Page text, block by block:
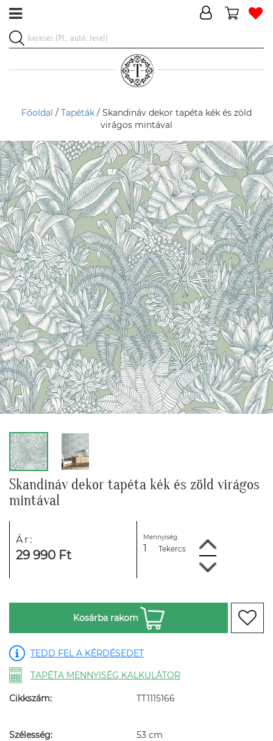
Főoldal / Tapéták / Skandináv dekor tapéta kék és zöld
virágos mintával
Skandináv dekor tapéta kék és zöld virágos
mintával
Ár:
29 990 Ft
Mennyiség:
Tekercs
Kosárba rakom
TEDD FEL A KÉRDÉSEDET
TAPÉTA MENNYISÉG KALKULÁTOR
Cikkszám: TT1115166
Szélesség:
53 cm